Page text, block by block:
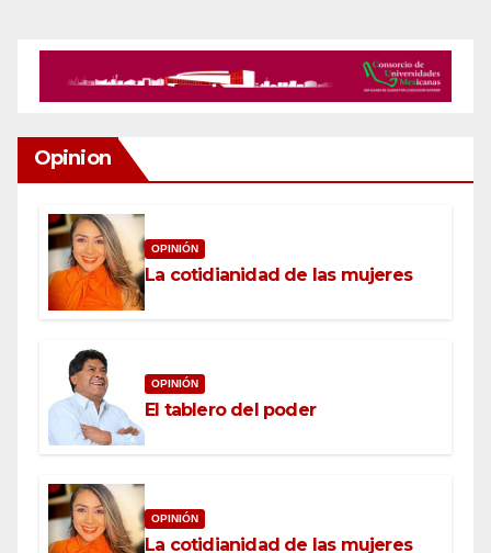
Opinion
OPINIÓN
La cotidianidad de las mujeres
OPINIÓN
El tablero del poder
OPINIÓN
La cotidianidad de las mujeres